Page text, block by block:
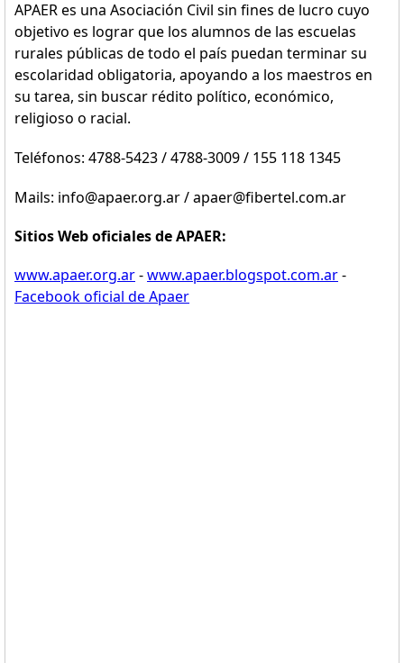
APAER es una Asociación Civil sin fines de lucro cuyo
objetivo es lograr que los alumnos de las escuelas
rurales públicas de todo el país puedan terminar su
escolaridad obligatoria, apoyando a los maestros en
su tarea, sin buscar rédito político, económico,
religioso o racial.
Teléfonos: 4788-5423 / 4788-3009 / 155 118 1345
Mails: info@apaer.org.ar / apaer@fibertel.com.ar
Sitios Web oficiales de APAER:
www.apaer.org.ar-www.apaer.blogspot.com.ar-
Facebook oficial de Apaer